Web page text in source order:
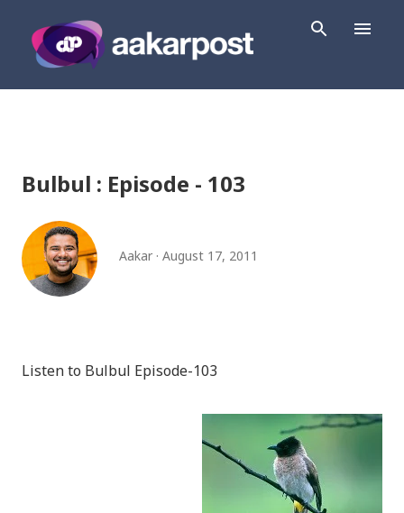
Bulbul : Episode - 103
Aakar August 17, 2011
Listen to Bulbul Episode-103